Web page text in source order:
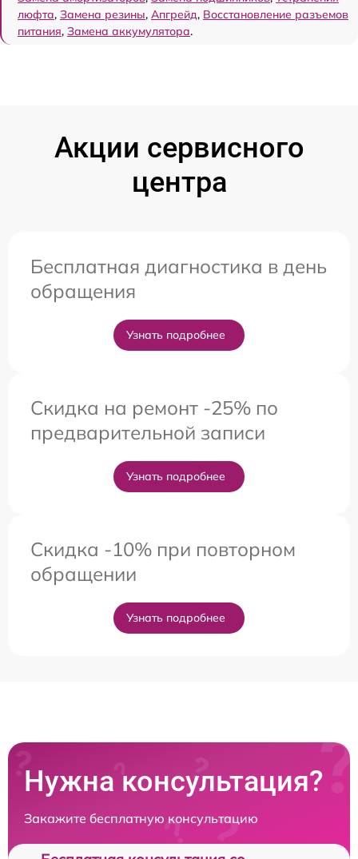
люфта, Замена резины, Апгрейд, Восстановление разъемов
питания, Замена аккумулятора.
Акции сервисного
центра
Бесплатная диагностика в день
обращения
Узнать подробнее
Скидка на ремонт -25% по
предварительной записи
Узнать подробнее
Скидка -10% при повторном
обращении
Узнать подробнее
Нужна консультация?
Закажите бесплатную консультацию